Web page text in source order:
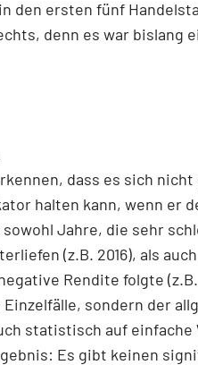
den ersten fünf
denn es war bislang
dass es sich nicht
halten kann, wenn er
Jahre, die sehr
(z.B. 2016), als
Rendite folgte (z.B.
sondern der
statistisch auf einfache
Es gibt keinen